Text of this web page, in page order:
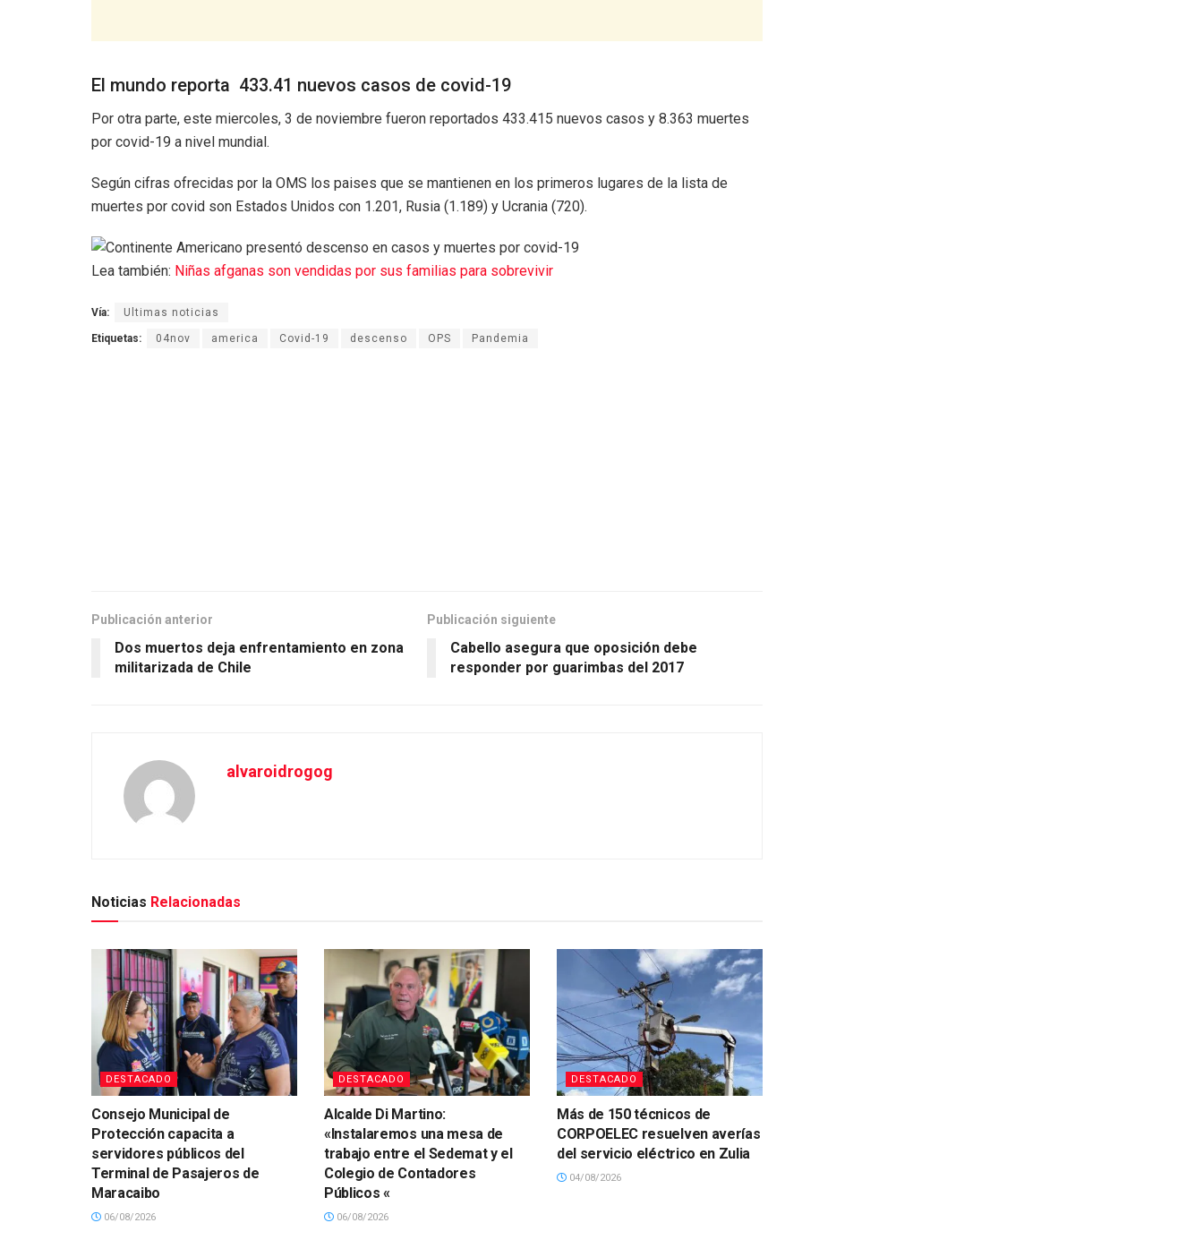
El mundo reporta 433.41 nuevos casos de covid-19
Por otra parte, este miercoles, 3 de noviembre fueron reportados 433.415 nuevos casos y 8.363 muertes
por covid-19 a nivel mundial.
Según cifras ofrecidas por la OMS los paises que se mantienen en los primeros lugares de la lista de
muertes por covid son Estados Unidos con 1.201, Rusia (1.189) y Ucrania (720).
Lea también: Niñas afganas son vendidas por sus familias para sobrevivir
Vía: Ultimas noticias
Etiquetas: 04nov america Covid-19 descenso OPS Pandemia
Publicación anterior
Dos muertos deja enfrentamiento en zona
militarizada de Chile
Publicación siguiente
Cabello asegura que oposición debe
responder por guarimbas del 2017
alvaroidrogog
Noticias Relacionadas
DESTACADO
Consejo Municipal de
Protección capacita a
servidores públicos del
Terminal de Pasajeros de
Maracaibo
06/08/2026
DESTACADO
Alcalde Di Martino:
«Instalaremos una mesa de
trabajo entre el Sedemat y el
Colegio de Contadores
Públicos «
06/08/2026
DESTACADO
Más de 150 técnicos de
CORPOELEC resuelven averías
del servicio eléctrico en Zulia
04/08/2026